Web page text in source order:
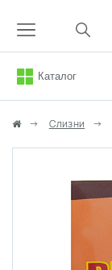
Каталог
Слизни